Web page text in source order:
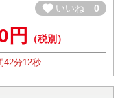
いいね0
円 （税別）
42分11秒